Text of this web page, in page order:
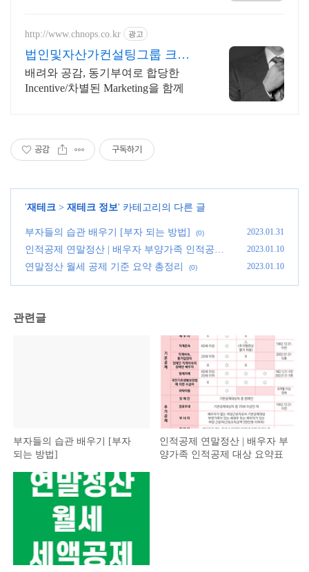
http://www.chnops.co.kr 광고
법인및자산가컨설팅그룹 크놉
스
배려와 공감, 동기부여로 합당한
Incentive/차별된 Marketing을 함께
공감 구독하기
'재테크 > 재테크 정보' 카테고리의 다른 글
부자들의 습관 배우기 [부자 되는 방법] (0) 2023.01.31
인적공제 연말정산 | 배우자 부양가족 인적공제
대상 요약표
(0)
2023.01.10
연말정산 월세 공제 기준 요약 총정리 (0) 2023.01.10
관련글
부자들의 습관 배우기 [부자
되는 방법]
인적공제 연말정산 | 배우자 부
양가족 인적공제 대상 요약표